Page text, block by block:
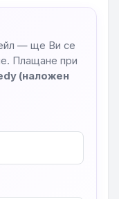
— ще Ви се
Плащане при
(наложен